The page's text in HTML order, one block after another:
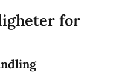
for